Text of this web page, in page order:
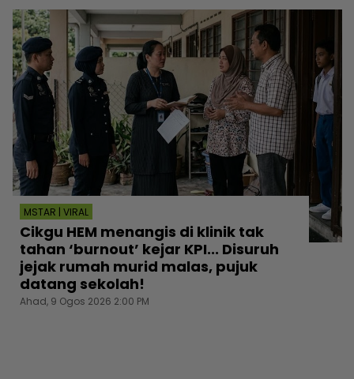
MSTAR | VIRAL
Cikgu HEM menangis di klinik tak
tahan ‘burnout’ kejar KPI... Disuruh
jejak rumah murid malas, pujuk
datang sekolah!
Ahad, 9 Ogos 2026 2:00 PM